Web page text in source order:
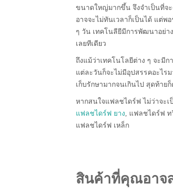
ขนาดใหญ่มากขึ้น จึงจำเป็นที่จ
อาจจะไม่ทันเวลาก็เป็นได้ แต่พ
ๆ วัน เทคโนลียีมีการพัฒนาอย่า
เลยทีเดียว
ถึงแม้ว่าเทคโนโลยีต่าง ๆ จะมี
แต่ละวันก็จะไม่มีอุปสรรคอะไร
เก็บรักษามากจนเกินไป สุดท้าย
หากสนใจแฟลชไดร์ฟ ไม่ว่าจะ
แฟลชไดร์ฟ ยาง , แฟลชไดร์ฟ
แฟลชไดร์ฟ เหล็ก
สินค้าที่คุณอาจ